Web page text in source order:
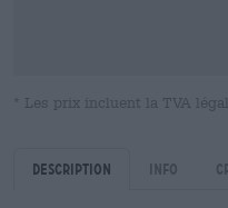
* Les prix incluent la TVA
Description Info